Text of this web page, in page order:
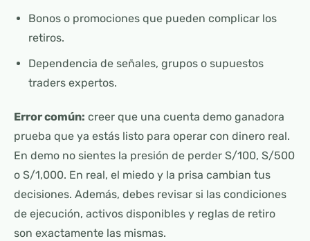
Bonos o promociones que pueden complicar los
retiros.
Dependencia de señales, grupos o supuestos
traders expertos.
Error común: creer que una cuenta demo ganadora
prueba que ya estás listo para operar con dinero real.
En demo no sientes la presión de perder S/100, S/500
o S/1,000. En real, el miedo y la prisa cambian tus
decisiones. Además, debes revisar si las condiciones
de ejecución, activos disponibles y reglas de retiro
son exactamente las mismas.